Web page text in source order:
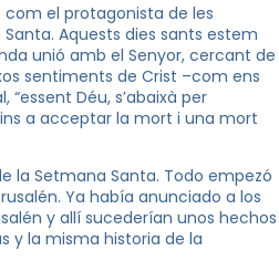
el protagonista de les
Aquests dies sants estem
unió amb el Senyor, cercant de
sentiments de Crist –com ens
Déu, s’abaixà per
a acceptar la mort i una mort
la Setmana Santa. Todo empezó
Ya había anunciado a los
y allí sucederían unos hechos
y la misma historia de la